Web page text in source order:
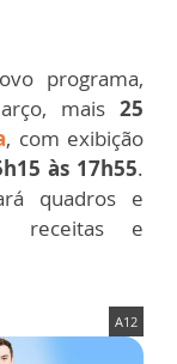
programa,
mais 25
, com exibição
às 17h55.
quadros e
receitas e
A12